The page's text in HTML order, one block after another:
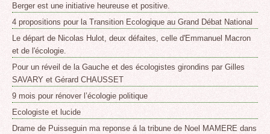
Berger est une initiative heureuse et positive.
4 propositions pour la Transition Ecologique au Grand Débat National
Le départ de Nicolas Hulot, deux défaites, celle d'Emmanuel Macron
et de l'écologie.
Pour un réveil de la Gauche et des écologistes girondins par Gilles
SAVARY et Gérard CHAUSSET
9 mois pour rénover l’écologie politique
Ecologiste et lucide
Drame de Puisseguin ma reponse á la tribune de Noel MAMERE dans